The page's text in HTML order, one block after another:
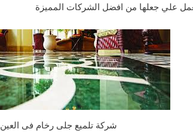
علي جعلها من افضل الشركات المميزة
شركة تلميع جلى رخام فى العين